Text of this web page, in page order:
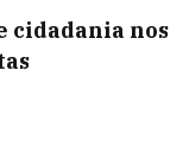
cidadania nos